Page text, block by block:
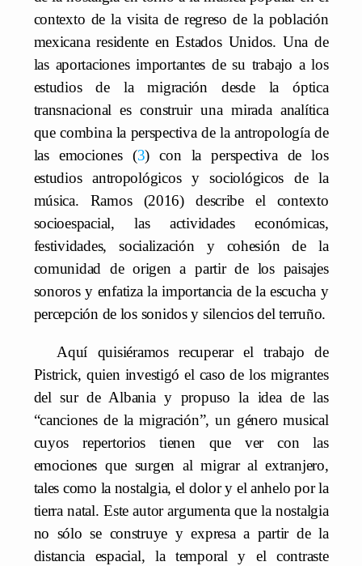
contexto de la visita de regreso de la población
mexicana residente en Estados Unidos. Una de
las aportaciones importantes de su trabajo a los
estudios de la migración desde la óptica
transnacional es construir una mirada analítica
que combina la perspectiva de la antropología de
las emociones
3 con la perspectiva de los
estudios antropológicos y sociológicos de la
música. Ramos (2016) describe el contexto
socioespacial, las actividades económicas,
festividades, socialización y cohesión de la
comunidad de origen a partir de los paisajes
sonoros y enfatiza la importancia de la escucha y
percepción de los sonidos y silencios del terruño.
Aquí quisiéramos recuperar el trabajo de
Pistrick, quien investigó el caso de los migrantes
del sur de Albania y propuso la idea de las
“canciones de la migración”, un género musical
cuyos repertorios tienen que ver con las
emociones que surgen al migrar al extranjero,
tales como la nostalgia, el dolor y el anhelo por la
tierra natal. Este autor argumenta que la nostalgia
no sólo se construye y expresa a partir de la
distancia espacial, la temporal y el contraste